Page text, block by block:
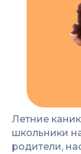
Летние
школьники
родители,